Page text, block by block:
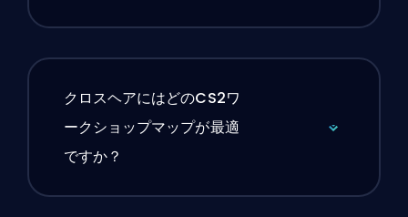
クロスヘアにはどのCS2ワ
ークショップマップが最適
ですか？